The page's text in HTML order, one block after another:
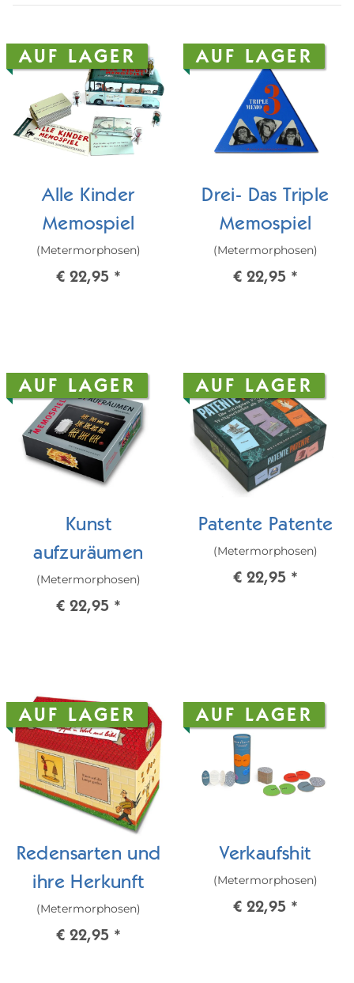
AUF LAGER
Alle Kinder
Memospiel
(Metermorphosen)
€ 22,95 *
AUF LAGER
Drei- Das Triple
Memospiel
(Metermorphosen)
€ 22,95 *
AUF LAGER
Kunst
aufzuräumen
(Metermorphosen)
€ 22,95 *
AUF LAGER
Patente Patente
(Metermorphosen)
€ 22,95 *
AUF LAGER
Redensarten und
ihre Herkunft
(Metermorphosen)
€ 22,95 *
AUF LAGER
Verkaufshit
(Metermorphosen)
€ 22,95 *